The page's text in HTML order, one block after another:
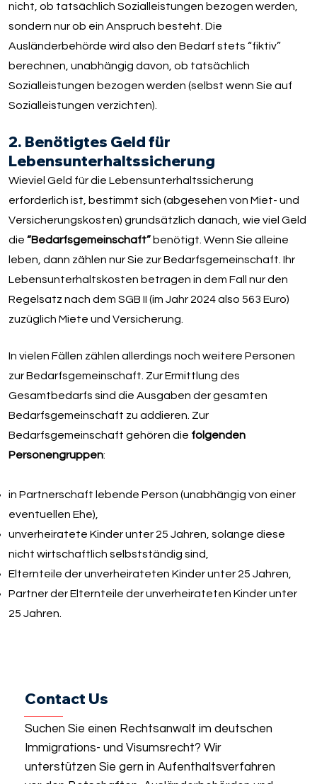
nicht, ob tatsächlich Sozialleistungen bezogen werden,
sondern nur ob ein Anspruch besteht. Die
Ausländerbehörde wird also den Bedarf stets “fiktiv”
berechnen, unabhängig davon, ob tatsächlich
Sozialleistungen bezogen werden (selbst wenn Sie auf
Sozialleistungen verzichten).
2. Benötigtes Geld für
Lebensunterhaltssicherung
Wieviel Geld für die Lebensunterhaltssicherung
erforderlich ist, bestimmt sich (abgesehen von Miet- und
Versicherungskosten) grundsätzlich danach, wie viel Geld
die “Bedarfsgemeinschaft”benötigt. Wenn Sie alleine
leben, dann zählen nur Sie zur Bedarfsgemeinschaft. Ihr
Lebensunterhaltskosten betragen in dem Fall nur den
Regelsatz nach dem SGB II (im Jahr 2024 also 563 Euro)
zuzüglich Miete und Versicherung.
In vielen Fällen zählen allerdings noch weitere Personen
zur Bedarfsgemeinschaft. Zur Ermittlung des
Gesamtbedarfs sind die Ausgaben der gesamten
Bedarfsgemeinschaft zu addieren. Zur
Bedarfsgemeinschaft gehören die folgenden
Personengruppen:
in Partnerschaft lebende Person (unabhängig von einer
eventuellen Ehe),
unverheiratete Kinder unter 25 Jahren, solange diese
nicht wirtschaftlich selbstständig sind,
Elternteile der unverheirateten Kinder unter 25 Jahren,
Partner der Elternteile der unverheirateten Kinder unter
25 Jahren.
Contact Us
Suchen Sie einen Rechtsanwalt im deutschen
Immigrations- und Visumsrecht? Wir
unterstützen Sie gern in Aufenthaltsverfahren